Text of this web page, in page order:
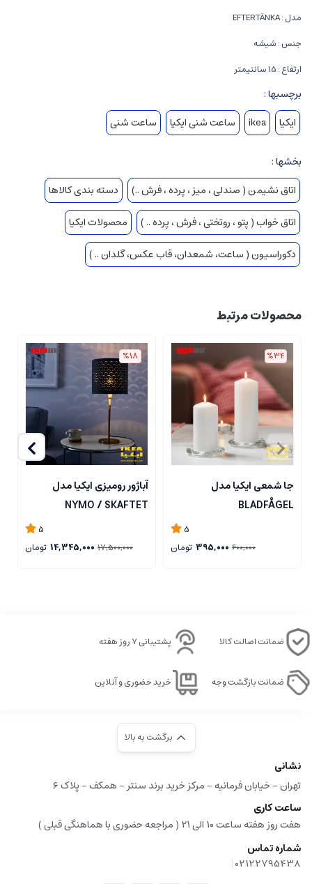
مدل : EFTERTÄNKA
جنس : شیشه
ارتفاع : 15 سانتیمتر
برچسبها :
ایکیا
ikea ساعت شنی ایکیا ساعت شنی
بخشها :
اتاق نشیمن ( صندلی ، میز ، پرده ، فرش ..)
دسته بندی کالاها
اتاق خواب ( پتو ، روتختی ، فرش ، پرده .. )
محصولات ایکیا
دکوراسیون ( ساعت، شمعدان، قاب عکس، گلدان .. )
محصولات مرتبط
%34
جا شمعی ایکیا مدل
BLADFÅGEL
5
600,000
395,000 تومان
%18
آباژور رومیزی ایکیا مدل
NYMO / SKAFTET
5
17,500,000
14,345,000 تومان
ضمانت اصالت کالا پشتیبانی ۷ روز هفته
ضمانت بازگشت وجه خرید حضوری و آنلاین
برگشت به بالا
نشانی
تهران - خیابان فرمانیه - مرکز خرید برند سنتر - همکف - پلاک ۶
ساعت کاری
هفت روز هفته ساعت ۱۰ الی ۲۱ ( مراجعه حضوری با هماهنگی قبلی )
شماره تماس
02122795438
|